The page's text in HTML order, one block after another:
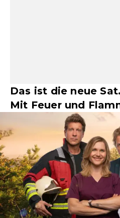
Das ist die neue
Mit Feuer und